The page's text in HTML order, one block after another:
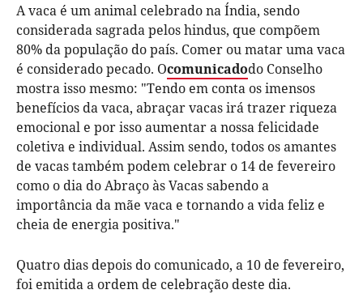
A vaca é um animal celebrado na Índia, sendo
considerada sagrada pelos hindus, que compõem
80% da população do país. Comer ou matar uma vaca
é considerado pecado. Ocomunicadodo Conselho
mostra isso mesmo: "Tendo em conta os imensos
benefícios da vaca, abraçar vacas irá trazer riqueza
emocional e por isso aumentar a nossa felicidade
coletiva e individual. Assim sendo, todos os amantes
de vacas também podem celebrar o 14 de fevereiro
como o dia do Abraço às Vacas sabendo a
importância da mãe vaca e tornando a vida feliz e
cheia de energia positiva."
Quatro dias depois do comunicado, a 10 de fevereiro,
foi emitida a ordem de celebração deste dia.